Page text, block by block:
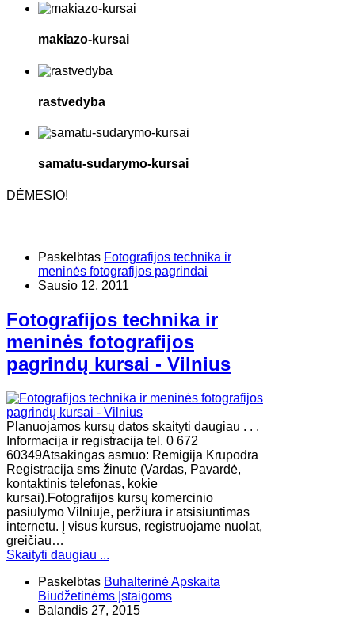
makiazo-kursai
rastvedyba
samatu-sudarymo-kursai
DĖMESIO!
Paskelbtas Fotografijos technika ir
meninės fotografijos pagrindai
Sausio 12, 2011
Fotografijos technika ir
meninės fotografijos
pagrindų kursai - Vilnius
Planuojamos kursų datos skaityti daugiau . . .
Informacija ir registracija tel. 0 672
60349Atsakingas asmuo: Remigija Krupodra
Registracija sms žinute (Vardas, Pavardė,
kontaktinis telefonas, kokie
kursai).Fotografijos kursų komercinio
pasiūlymo Vilniuje, peržiūra ir atsisiuntimas
internetu. Į visus kursus, registruojame nuolat,
greičiau…
Skaityti daugiau ...
Paskelbtas Buhalterinė Apskaita
Biudžetinėms Įstaigoms
Balandis 27, 2015